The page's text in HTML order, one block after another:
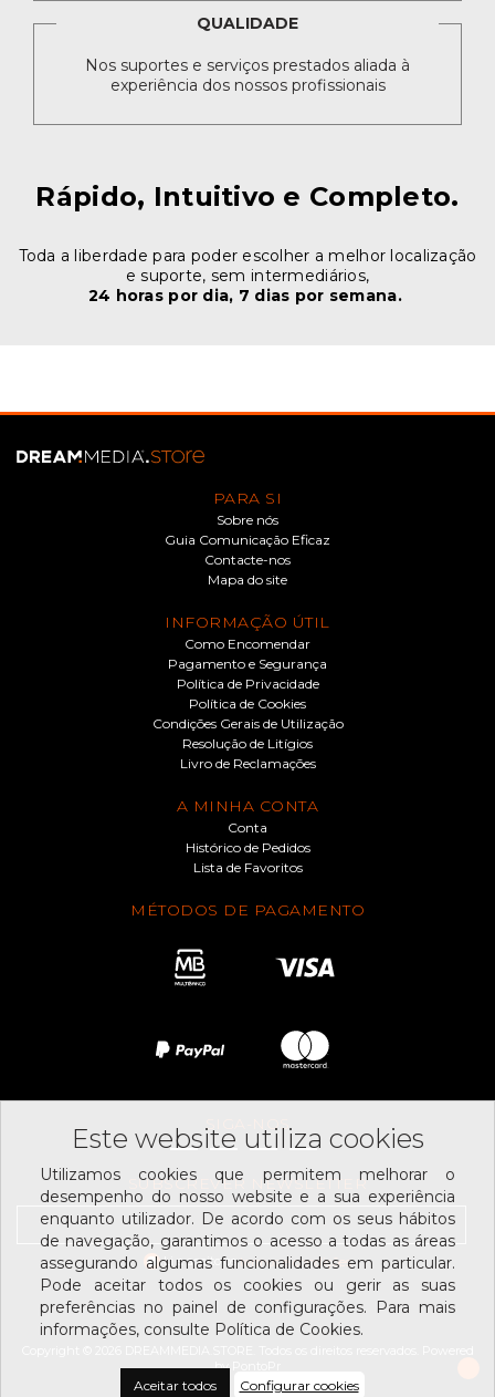
QUALIDADE
Nos suportes e serviços prestados aliada à
experiência dos nossos profissionais
Rápido, Intuitivo e Completo.
Toda a liberdade para poder escolher a melhor localização
e suporte, sem intermediários,
24 horas por dia, 7 dias por semana.
PARA SI
Sobre nós
Guia Comunicação Eficaz
Contacte-nos
Mapa do site
INFORMAÇÃO ÚTIL
Como Encomendar
Pagamento e Segurança
Política de Privacidade
Política de Cookies
Condições Gerais de Utilização
Resolução de Litígios
Livro de Reclamações
A MINHA CONTA
Conta
Histórico de Pedidos
Lista de Favoritos
MÉTODOS DE PAGAMENTO
SIGA-NOS
SUBSCREVER NEWSLETTER
Li e aceito ostermos e condições
by
Este website utiliza cookies
Utilizamos cookies que permitem melhorar o
desempenho do nosso website e a sua experiência
enquanto utilizador. De acordo com os seus hábitos
de navegação, garantimos o acesso a todas as áreas
assegurando algumas funcionalidades em particular.
Pode aceitar todos os cookies ou gerir as suas
preferências no painel de configurações. Para mais
informações, consulte Política de Cookies.
Aceitar todos Configurar cookies